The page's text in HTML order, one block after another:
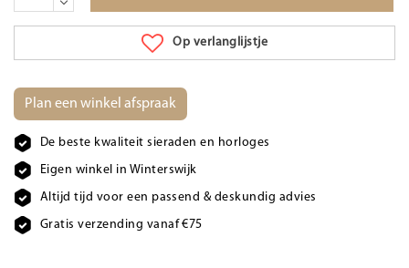
Op verlanglijstje
Plan een winkel afspraak
De beste kwaliteit sieraden en horloges
Eigen winkel in Winterswijk
Altijd tijd voor een passend & deskundig advies
Gratis verzending vanaf €75